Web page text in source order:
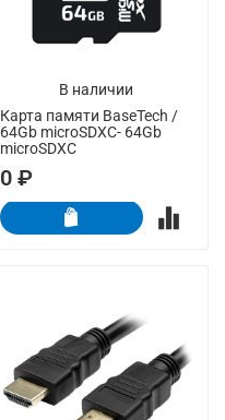
В наличии
Карта памяти BaseTech /
64Gb microSDXC- 64Gb
microSDXC
0 ₽